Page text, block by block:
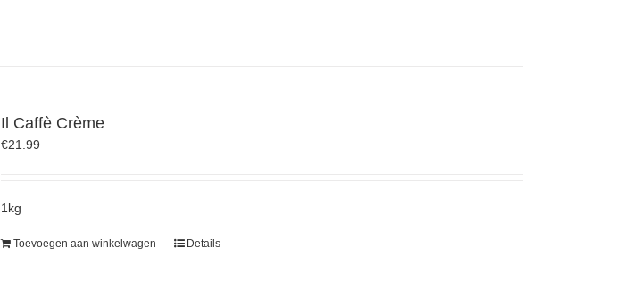
Il Caffè Crème
€21.99
1kg
Toevoegen aan winkelwagen Details